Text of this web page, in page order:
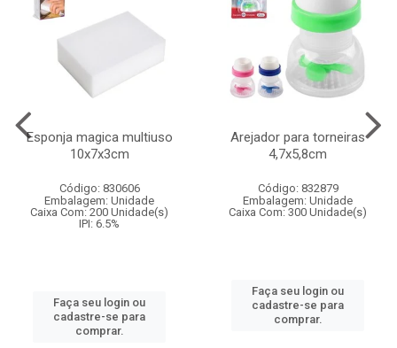
Esponja magica multiuso
10x7x3cm
Código: 830606
Embalagem: Unidade
Caixa Com: 200 Unidade(s)
IPI: 6.5%
Faça seu login ou
cadastre-se para
comprar.
Arejador para torneiras
4,7x5,8cm
Código: 832879
Embalagem: Unidade
Caixa Com: 300 Unidade(s)
Faça seu login ou
cadastre-se para
comprar.